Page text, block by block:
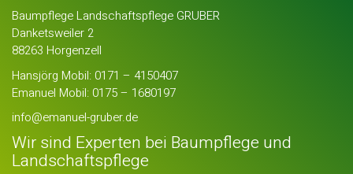
Baumpflege Landschaftspflege GRUBER
Danketsweiler 2
88263 Horgenzell
Hansjörg Mobil: 0171 – 4150407
Emanuel Mobil: 0175 – 1680197
info@emanuel-gruber.de
Wir sind Experten bei Baumpflege und
Landschaftspflege